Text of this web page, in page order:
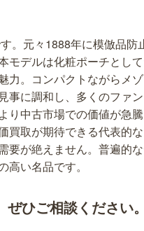
。元々1888年に模倣品防
デルは化粧ポーチとし
力。コンパクトながらメ
に調和し、多くのファ
り中古市場での価値が急
取が期待できる代表的
要が絶えません。普遍的
い名品です。
ぜひご相談ください。